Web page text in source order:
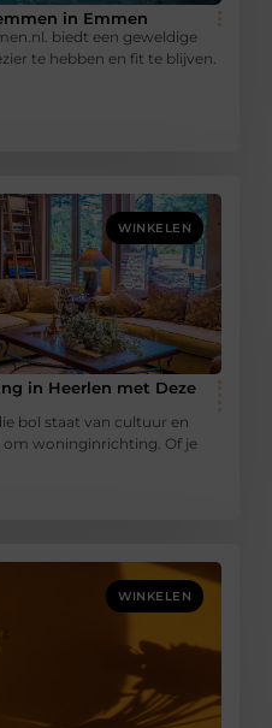
in Emmen
biedt een geweldige
te hebben en fit te blijven.
WINKELEN
in Heerlen met Deze
bol staat van cultuur en
om woninginrichting. Of je
WINKELEN